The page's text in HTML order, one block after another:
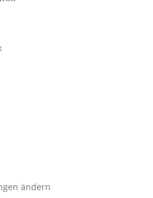
ändern